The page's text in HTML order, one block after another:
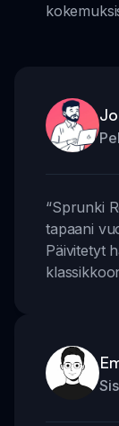
“Sprunki
tapaani
Päivitetyt